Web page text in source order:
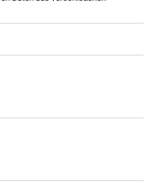
Männer und eine
und in weißer
herum, bringen ihn
den Anzug einem
Mann mit der
zum Protagonisten
der am Tisch